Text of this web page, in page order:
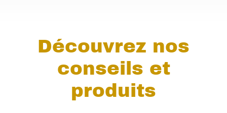
Découvrez nos
conseils et
produits